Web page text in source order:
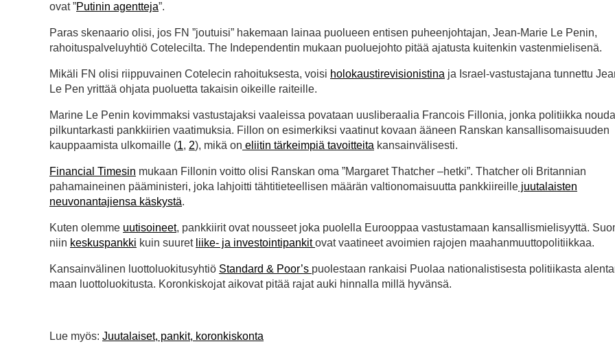
ovat ”Putinin agentteja”.
Paras skenaario olisi, jos FN ”joutuisi” hakemaan lainaa puolueen entisen puheenjohtajan, Jean-Marie Le Penin,
rahoituspalveluyhtiö Cotelecilta. The Independentin mukaan puoluejohto pitää ajatusta kuitenkin vastenmielisenä.
Mikäli FN olisi riippuvainen Cotelecin rahoituksesta, voisi holokaustirevisionistina ja Israel-vastustajana tunnettu
Le Pen yrittää ohjata puoluetta takaisin oikeille raiteille.
Marine Le Penin kovimmaksi vastustajaksi vaaleissa povataan uusliberaalia Francois Fillonia, jonka politiikka
pilkuntarkasti pankkiirien vaatimuksia. Fillon on esimerkiksi vaatinut kovaan ääneen Ranskan kansallisomaisuuden
kauppaamista ulkomaille (1, 2), mikä on eliitin tärkeimpiä tavoitteita kansainvälisesti.
Financial Timesin mukaan Fillonin voitto olisi Ranskan oma ”Margaret Thatcher –hetki”. Thatcher oli Britannian
pahamaineinen pääministeri, joka lahjoitti tähtitieteellisen määrän valtionomaisuutta pankkiireille juutalaisten
neuvonantajiensa käskystä.
Kuten olemme uutisoineet, pankkiirit ovat nousseet joka puolella Eurooppaa vastustamaan kansallismielisyyttä.
niin keskuspankki kuin suuret liike- ja investointipankitovat vaatineet avoimien rajojen maahanmuuttopolitiikkaa.
Kansainvälinen luottoluokitusyhtiö Standard & Poor’s puolestaan rankaisi Puolaa nationalistisesta politiikasta
maan luottoluokitusta. Koronkiskojat aikovat pitää rajat auki hinnalla millä hyvänsä.
Lue myös: Juutalaiset, pankit, koronkiskonta